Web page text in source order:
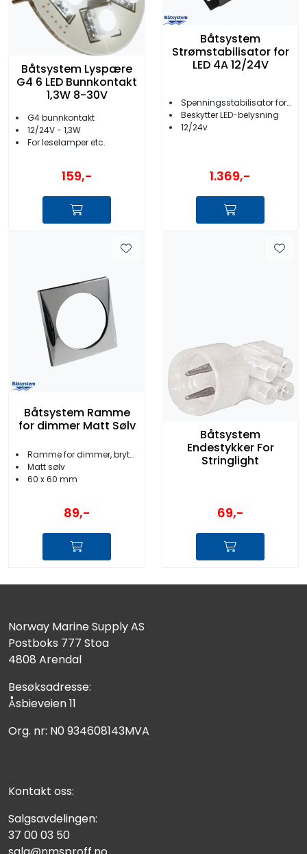
Båtsystem Lyspære
G4 6 LED Bunnkontakt
1,3W 8-30V
G4 bunnkontakt
12/24V - 1,3W
For leselamper etc.
159,-
Båtsystem
Strømstabilisator for
LED 4A 12/24V
Spenningsstabilisator for LED
Beskytter LED-belysning
12/24v
1.369,-
Båtsystem Ramme
for dimmer Matt Sølv
Ramme for dimmer, bryter, uttak
Matt sølv
60 x 60 mm
89,-
Båtsystem
Endestykker For
Stringlight
69,-
Norway Marine Supply AS
Postboks 777 Stoa
4808 Arendal
Besøksadresse:
Åsbieveien 11
Org. nr: N0 934608143MVA
Kontakt oss:
Salgsavdelingen:
37 00 03 50